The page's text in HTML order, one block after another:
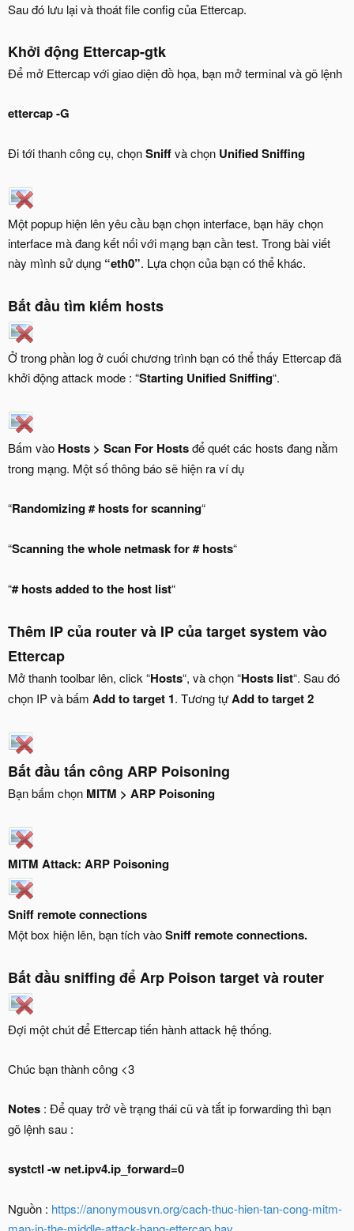
Sau đó lưu lại và thoát file config của Ettercap.
Khởi động Ettercap-gtk
Để mở Ettercap với giao diện đồ họa, bạn mở terminal và gõ lệnh
ettercap -G
Đi tới thanh công cụ, chọnSniffvà chọn Unified Sniffing
Một popup hiện lên yêu cầu bạn chọn interface, bạn hãy chọn
interface mà đang kết nối với mạng bạn cần test. Trong bài viết
này mình sử dụng “eth0”. Lựa chọn của bạn có thể khác.
Bắt đầu tìm kiếm hosts
Ở trong phần log ở cuối chương trình bạn có thể thấy Ettercap đã
khởi động attack mode : “Starting Unified Sniffing“.
Bấm vào Hosts > Scan For Hostsđể quét các hosts đang nằm
trong mạng. Một số thông báo sẽ hiện ra ví dụ
“Randomizing # hosts for scanning“
“Scanning the whole netmask for # hosts“
“# hosts added to the host list“
Thêm IP của router và IP của target system vào
Ettercap
Mở thanh toolbar lên, click “Hosts“, và chọn “Hosts list“. Sau đó
chọn IP và bấm Add to target 1. Tương tựAdd to target 2
Bắt đầu tấn công ARP Poisoning
Bạn bấm chọn MITM > ARP Poisoning
MITM Attack: ARP Poisoning
Sniff remote connections
Một box hiện lên, bạn tích vàoSniff remote connections.
Bắt đầu sniffing để Arp Poison target và router
Đợi một chút để Ettercap tiến hành attack hệ thống.
Chúc bạn thành công <3
Notes : Để quay trở về trạng thái cũ và tắt ip forwarding thì bạn
gõ lệnh sau :
systctl -w net.ipv4.ip_forward=0
Nguồn : https://anonymousvn.org/cach-thuc-hien-tan-cong-mitm-